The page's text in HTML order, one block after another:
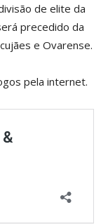
de elite da
precedido da
e Ovarense.
pela internet.